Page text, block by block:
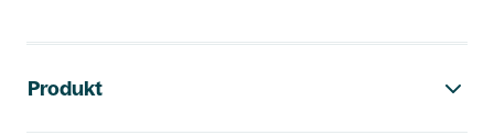
Produkt